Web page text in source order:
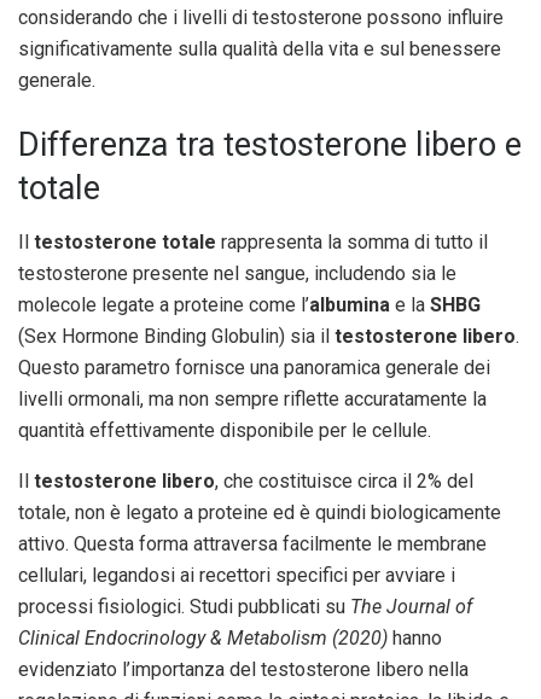
considerando che i livelli di testosterone possono influire
significativamente sulla qualità della vita e sul benessere
generale.
Differenza tra testosterone libero e
totale
Il testosterone totale rappresenta la somma di tutto il
testosterone presente nel sangue, includendo sia le
molecole legate a proteine come l’albumina e la SHBG
(Sex Hormone Binding Globulin) sia il testosterone libero.
Questo parametro fornisce una panoramica generale dei
livelli ormonali, ma non sempre riflette accuratamente la
quantità effettivamente disponibile per le cellule.
Il testosterone libero, che costituisce circa il 2% del
totale, non è legato a proteine ed è quindi biologicamente
attivo. Questa forma attraversa facilmente le membrane
cellulari, legandosi ai recettori specifici per avviare i
processi fisiologici. Studi pubblicati su The Journal of
Clinical Endocrinology & Metabolism (2020) hanno
evidenziato l’importanza del testosterone libero nella